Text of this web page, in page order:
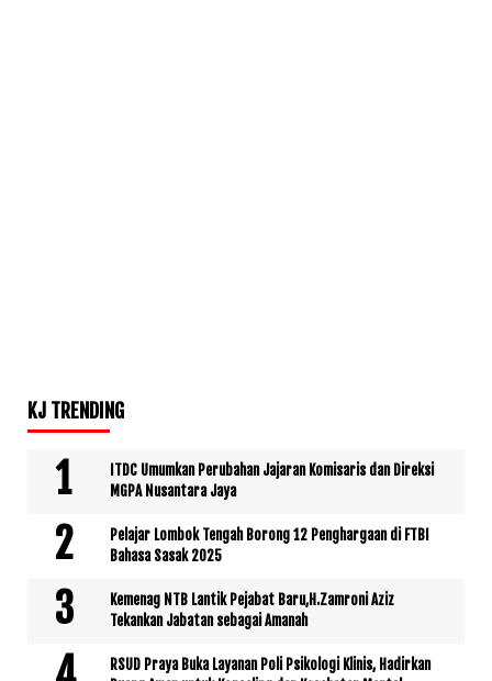
KJ TRENDING
ITDC Umumkan Perubahan Jajaran Komisaris dan Direksi
MGPA Nusantara Jaya
Pelajar Lombok Tengah Borong 12 Penghargaan di FTBI
Bahasa Sasak 2025
Kemenag NTB Lantik Pejabat Baru,H.Zamroni Aziz
Tekankan Jabatan sebagai Amanah
RSUD Praya Buka Layanan Poli Psikologi Klinis, Hadirkan